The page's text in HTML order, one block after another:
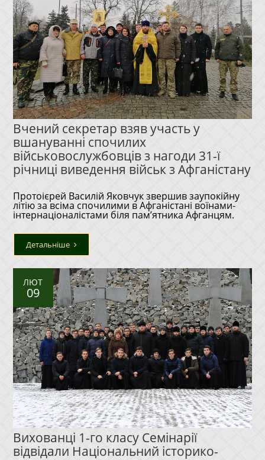
Вчений секретар взяв участь у
вшануванні спочилих
військовослужбовців з нагоди 31-ї
річниці виведення військ з Афганістану
Протоієрей Василій Яковчук звершив заупокійну
літію за всіма спочилими в Афганістані воїнами-
інтернаціоналістами біля пам’ятника Афганцям.
Детальніше
ЛЮТ
09
Вихованці 1-го класу Семінарії
відвідали Національний історико-